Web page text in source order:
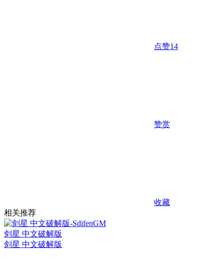
点赞14
赞赏
收藏
相关推荐
剑星 中文破解版
剑星 中文破解版